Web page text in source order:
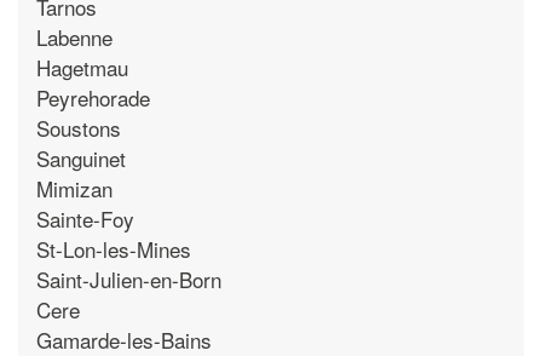
Tarnos
Labenne
Hagetmau
Peyrehorade
Soustons
Sanguinet
Mimizan
Sainte-Foy
St-Lon-les-Mines
Saint-Julien-en-Born
Cere
Gamarde-les-Bains